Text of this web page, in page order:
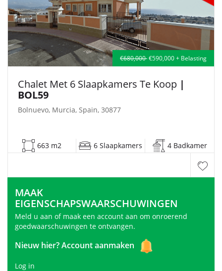
€680,000€590,000 + Belasting
Chalet Met 6 Slaapkamers Te Koop |
BOL59
Bolnuevo, Murcia, Spain, 30877
663 m2 6 Slaapkamers 4 Badkamer
MAAK
EIGENSCHAPSWAARSCHUWINGEN
Meld u aan of maak een account aan om onroerend
goedwaarschuwingen te ontvangen.
Nieuw hier?Account aanmaken
Log in